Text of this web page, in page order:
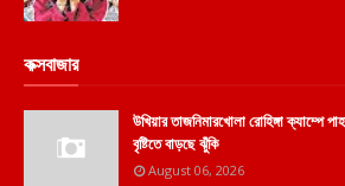
কক্সবাজার
উখিয়ার তাজনিমারখোলা রোহিঙ্গা ক্যাম্পে
বৃষ্টিতে বাড়ছে ঝুঁকি
August 06, 2026